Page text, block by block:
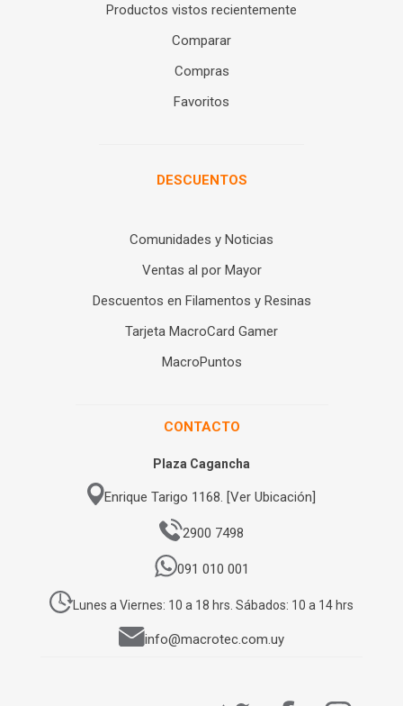
Productos vistos recientemente
Comparar
Compras
Favoritos
DESCUENTOS
Comunidades y Noticias
Ventas al por Mayor
Descuentos en Filamentos y Resinas
Tarjeta MacroCard Gamer
MacroPuntos
CONTACTO
Plaza Cagancha
Enrique Tarigo 1168. [Ver Ubicación]
2900 7498
091 010 001
Lunes a Viernes: 10 a 18 hrs. Sábados: 10 a 14 hrs
info@macrotec.com.uy